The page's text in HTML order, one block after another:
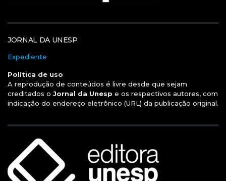
JORNAL DA UNESP
Expediente
Política de uso
A reprodução de conteúdos é livre desde que sejam
creditados o Jornal da Unesp e os respectivos autores, com
indicação do endereço eletrônico (URL) da publicação original.